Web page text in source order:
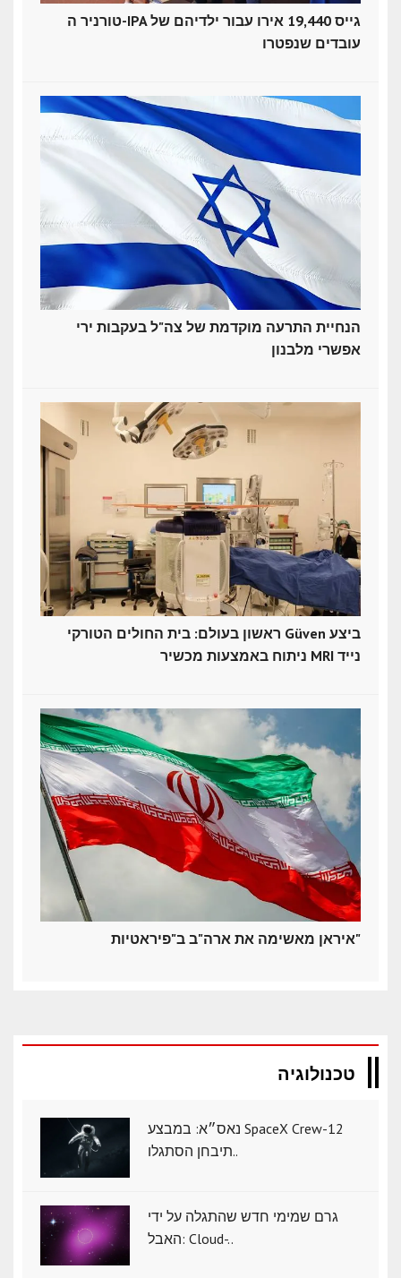
טורניר ה-IPA גייס 19,440 אירו עבור ילדיהם של
עובדים שנפטרו
הנחיית התרעה מוקדמת של צה"ל בעקבות ירי
אפשרי מלבנון
ראשון בעולם: בית החולים הטורקי Güven ביצע
ניתוח באמצעות מכשיר MRI נייד
איראן מאשימה את ארה"ב ב"פיראטיות"
טכנולוגיה
נאס״א: במבצע SpaceX Crew-12
תיבחן הסתגלו..
גרם שמימי חדש שהתגלה על ידי
האבל: Cloud-..